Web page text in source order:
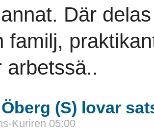
Där
familj,
arbetssä..
(S) lovar
Kuriren 05:00